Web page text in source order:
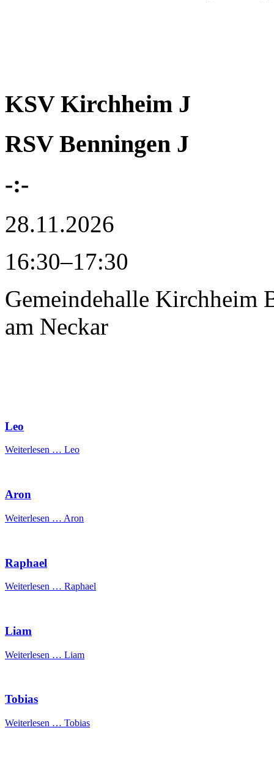
KSV Kirchheim J
RSV Benningen J
-:-
28.11.2026
16:30–17:30
Gemeindehalle Kirchheim
am Neckar
Leo
Weiterlesen … Leo
Aron
Weiterlesen … Aron
Raphael
Weiterlesen … Raphael
Liam
Weiterlesen … Liam
Tobias
Weiterlesen … Tobias